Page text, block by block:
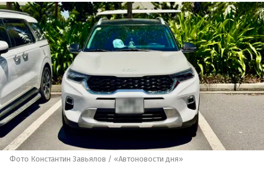
Фото Константин Завьялов / «Автоновости дня»